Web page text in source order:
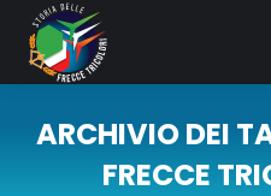
ARCHIVIO DEI
FRECCE